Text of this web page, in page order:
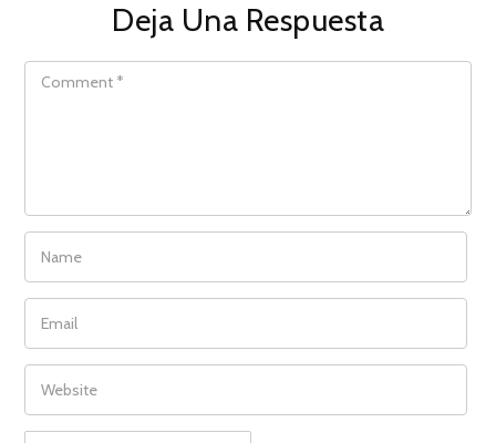
Deja Una Respuesta
COMMENT
NAME
EMAIL
WEBSITE